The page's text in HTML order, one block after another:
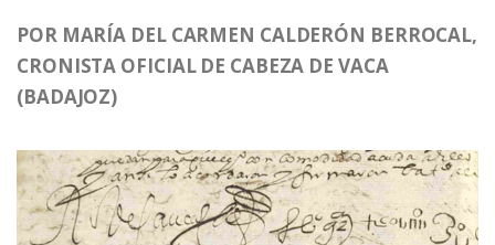
POR MARÍA DEL CARMEN CALDERÓN BERROCAL,
CRONISTA OFICIAL DE CABEZA DE VACA
(BADAJOZ)